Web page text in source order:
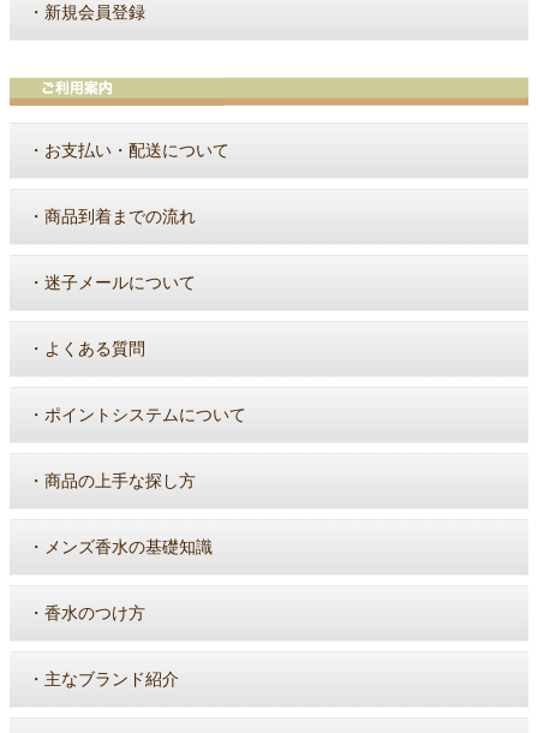
・ 新規会員登録
・ お支払い・配送について
・ 商品到着までの流れ
・ 迷子メールについて
・ よくある質問
・ ポイントシステムについて
・ 商品の上手な探し方
・ メンズ香水の基礎知識
・ 香水のつけ方
・ 主なブランド紹介